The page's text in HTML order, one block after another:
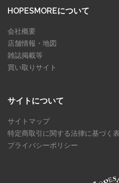
HOPESMOREについて
会社概要
店舗情報・地図
雑誌掲載等
買い取りサイト
サイトについて
サイトマップ
特定商取引に関する法律に基づく
プライバシーポリシー